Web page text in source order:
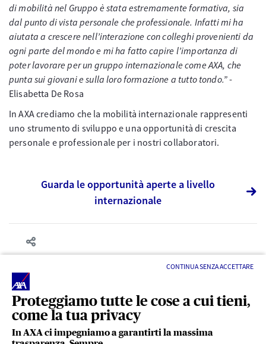
Proteggiamo tutte le cose a cui tieni,
come la tua privacy
In AXA ci impegniamo a garantirti la massima
CONTINUA SENZA ACCETTARE
di mobilità nel Gruppo è stata estremamente formativa, sia
dal punto di vista personale che professionale. Infatti mi ha
aiutata a crescere nell’interazione con colleghi provenienti da
ogni parte del mondo e mi ha fatto capire l’importanza di
poter lavorare per un gruppo internazionale come AXA, che
punta sui giovani e sulla loro formazione a tutto tondo.”-
Elisabetta De Rosa
In AXA crediamo che la mobilità internazionale rappresenti
uno strumento di sviluppo e una opportunità di crescita
personale e professionale per i nostri collaboratori.
Guarda le opportunità aperte a livello
internazionale